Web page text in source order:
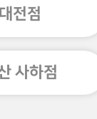
전점
사하점